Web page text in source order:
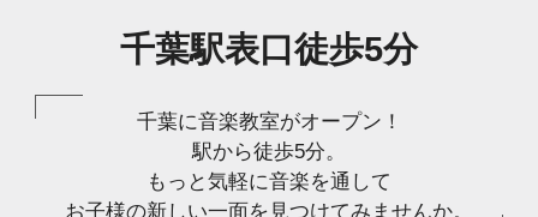
千葉駅表口徒歩5分
千葉に音楽教室がオープン！
駅から徒歩5分。
もっと気軽に音楽を通して
お子様の新しい一面を見つけてみませんか。